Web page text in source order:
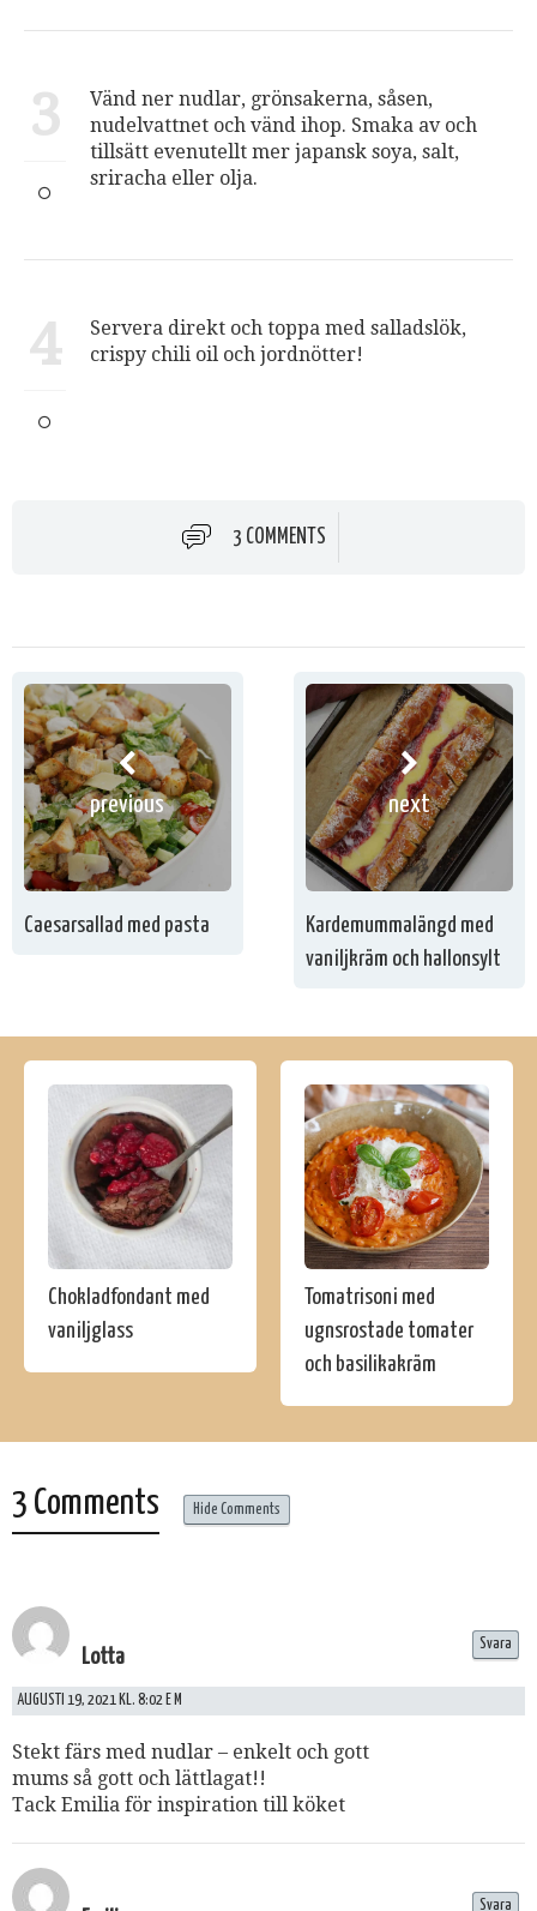
3
Vänd ner nudlar, grönsakerna, såsen,
nudelvattnet och vänd ihop. Smaka av och
tillsätt evenutellt mer japansk soya, salt,
sriracha eller olja.
4
Servera direkt och toppa med salladslök,
crispy chili oil och jordnötter!
3 COMMENTS
previous
Caesarsallad med pasta
next
Kardemummalängd med
vaniljkräm och hallonsylt
Chokladfondant med
vaniljglass
Tomatrisoni med
ugnsrostade tomater
och basilikakräm
3 Comments Hide Comments
Lotta
AUGUSTI 19, 2021 KL. 8:02 E M
Stekt färs med nudlar – enkelt och gott
mums så gott och lättlagat!!
Tack Emilia för inspiration till köket
Svara
Svara